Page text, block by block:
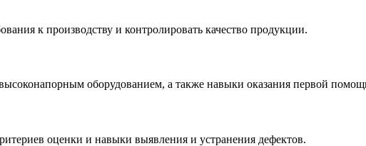
к производству и контролировать качество продукции.
оборудованием, а также навыки оказания первой
оценки и навыки выявления и устранения дефектов.